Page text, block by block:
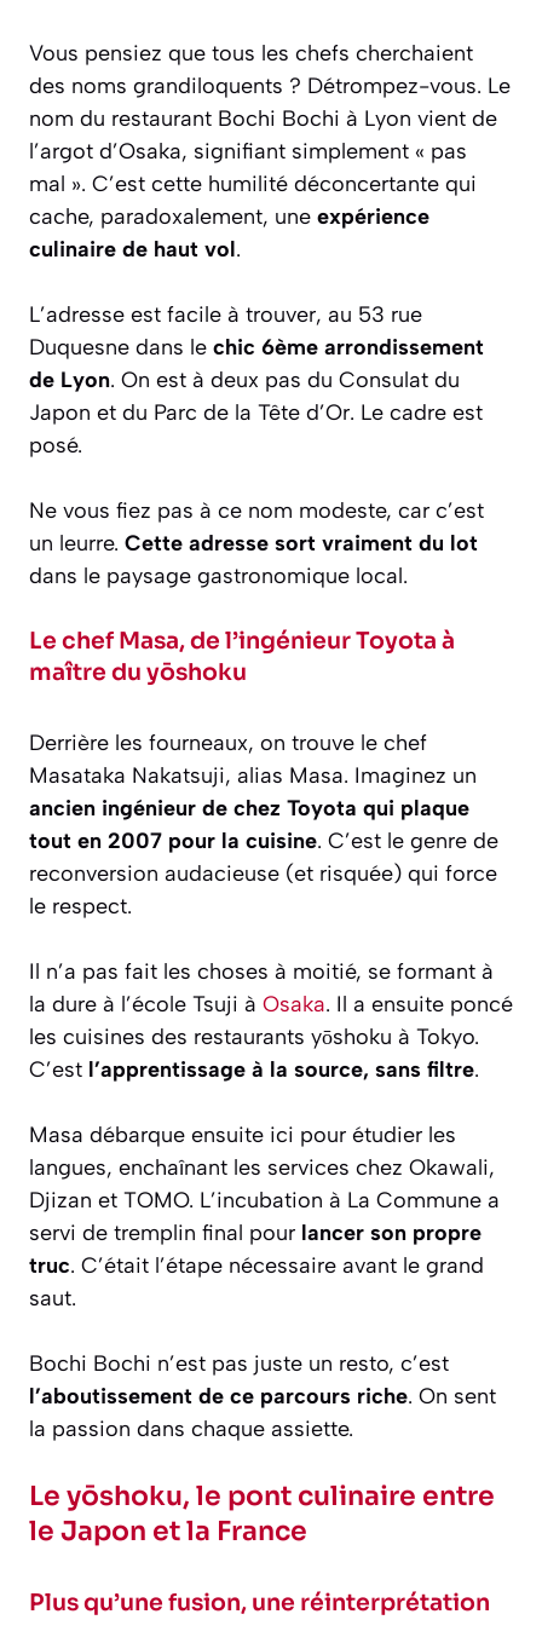
Vous pensiez que tous les chefs cherchaient
des noms grandiloquents ? Détrompez-vous. Le
nom du restaurant Bochi Bochi à Lyon vient de
l’argot d’Osaka, signifiant simplement « pas
mal ». C’est cette humilité déconcertante qui
cache, paradoxalement, une expérience
culinaire de haut vol.
L’adresse est facile à trouver, au 53 rue
Duquesne dans le chic 6ème arrondissement
de Lyon. On est à deux pas du Consulat du
Japon et du Parc de la Tête d’Or. Le cadre est
posé.
Ne vous fiez pas à ce nom modeste, car c’est
un leurre. Cette adresse sort vraiment du lot
dans le paysage gastronomique local.
Le chef Masa, de l’ingénieur Toyota à
maître du yōshoku
Derrière les fourneaux, on trouve le chef
Masataka Nakatsuji, alias Masa. Imaginez un
ancien ingénieur de chez Toyota qui plaque
tout en 2007 pour la cuisine. C’est le genre de
reconversion audacieuse (et risquée) qui force
le respect.
Il n’a pas fait les choses à moitié, se formant à
la dure à l’école Tsuji à Osaka. Il a ensuite poncé
les cuisines des restaurants yōshoku à Tokyo.
C’est l’apprentissage à la source, sans filtre.
Masa débarque ensuite ici pour étudier les
langues, enchaînant les services chez Okawali,
Djizan et TOMO. L’incubation à La Commune a
servi de tremplin final pour lancer son propre
truc. C’était l’étape nécessaire avant le grand
saut.
Bochi Bochi n’est pas juste un resto, c’est
l’aboutissement de ce parcours riche. On sent
la passion dans chaque assiette.
Le yōshoku, le pont culinaire entre
le Japon et la France
Plus qu’une fusion, une réinterprétation